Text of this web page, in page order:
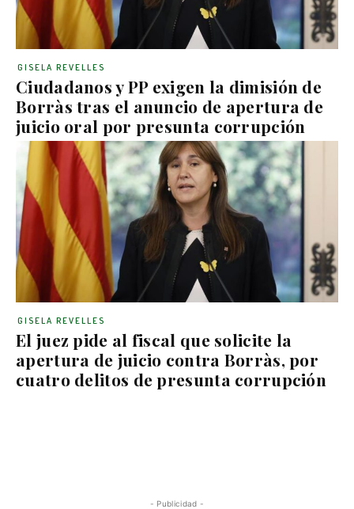
Ciudadanos y PP exigen la dimisión de
Borràs tras el anuncio de apertura de
juicio oral por presunta corrupción
GISELA REVELLES
El juez pide al fiscal que solicite la
apertura de juicio contra Borràs, por
cuatro delitos de presunta corrupción
GISELA REVELLES
- Publicidad -